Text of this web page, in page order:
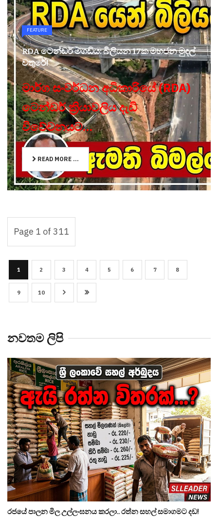
FEATURE
RDA ටෙන්ඩර් මගඩිය: බිලියන 17ක මහජන මුදල්
වතුරේ!
මාර්ග සංවර්ධන අධිකාරියේ (RDA)
ටෙන්ඩර් ක්‍රියාවලිය දැඩි
විවේචනයට...
READ MORE ...
Page 1 of 311
1 2 3 4 5 6 7 8
9 10
නවතම ලිපි
රජයේ පාලන මිල උල්ලංඝනය කරලා.. රත්න සහල් සමාගමට දඩ!